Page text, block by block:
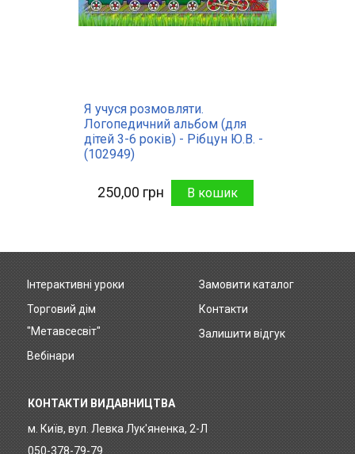
Я учуся розмовляти.
Логопедичний альбом (для
дітей 3-6 років) - Рібцун Ю.В. -
(102949)
250,00 грн
КОНТАКТИ ВИДАВНИЦТВА
м. Київ, вул. Левка Лук'яненка, 2-Л
050-378-79-79
Footer
menu
Інтерактивні уроки
Торговий дім
"Метавсесвіт"
Вебінари
Замовити каталог
Контакти
Залишити відгук